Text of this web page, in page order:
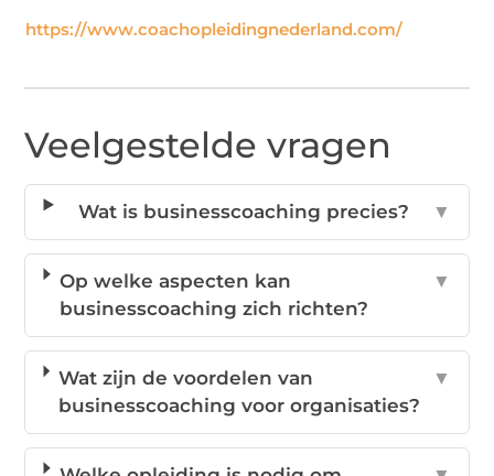
https://www.coachopleidingnederland.com/
Veelgestelde vragen
Wat is businesscoaching precies? ▼
Op welke aspecten kan
businesscoaching zich richten?
▼
Wat zijn de voordelen van
businesscoaching voor organisaties?
▼